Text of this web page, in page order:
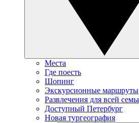
Места
Где поесть
Шопинг
Экскурсионные маршруты
Развлечения для всей
Доступный Петербург
Новая тургеография